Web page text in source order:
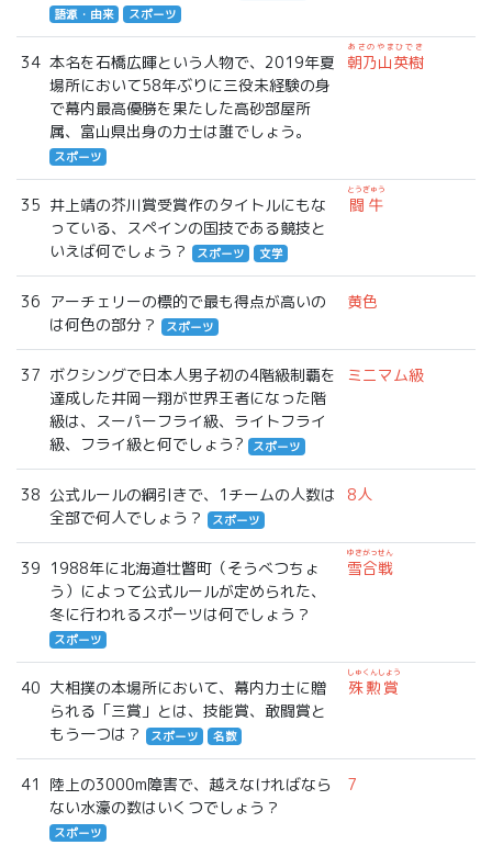
語源・由来
スポーツ
34 本名を石橋広暉という人物で、2019年夏
場所において58年ぶりに三役未経験の身
で幕内最高優勝を果たした高砂部屋所
属、富山県出身の力士は誰でしょう。
スポーツ
朝乃山英樹
あさのやまひでき
35 井上靖の芥川賞受賞作のタイトルにもな
っている、スペインの国技である競技と
いえば何でしょう？
スポーツ 文学
闘牛
とうぎゅう
36 アーチェリーの標的で最も得点が高いの
は何色の部分？
スポーツ
黄色
37 ボクシングで日本人男子初の4階級制覇を
達成した井岡一翔が世界王者になった階
級は、スーパーフライ級、ライトフライ
級、フライ級と何でしょう?
スポーツ
ミニマム級
38 公式ルールの綱引きで、1チームの人数は
全部で何人でしょう？
スポーツ
8人
39 1988年に北海道壮瞥町（そうべつちょ
う）によって公式ルールが定められた、
冬に行われるスポーツは何でしょう？
スポーツ
雪合戦
ゆきがっせん
40 大相撲の本場所において、幕内力士に贈
られる「三賞」とは、技能賞、敢闘賞と
もう一つは？
スポーツ 名数
殊勲賞
しゅくんしょう
41
陸上の3000m障害で、越えなければなら
ない水濠の数はいくつでしょう？
スポーツ
7